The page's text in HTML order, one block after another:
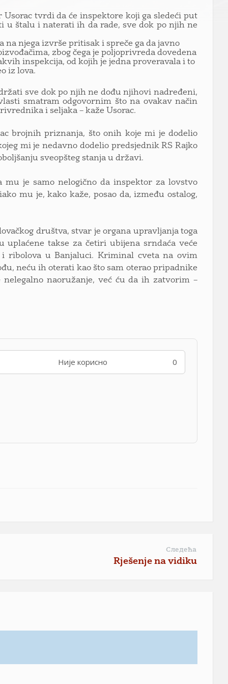
tvrdi da će inspektore koji ga sledeći put
u štalu i naterati ih da rade, sve dok po njih ne
na njega izvrše pritisak i spreče ga da javno
zbog čega je poljoprivreda dovedena
inspekcija, od kojih je jedna proveravala i to
iz lova.
sve dok po njih ne dođu njihovi nadređeni,
smatram odgovornim što na ovakav način
i seljaka – kaže Usorac.
brojnih priznanja, što onih koje mi je dodelio
mi je nedavno dodelio predsjednik RS Rajko
sveopšteg stanja u državi.
mu je samo nelogično da inspektor za lovstvo
mu je, kako kaže, posao da, između ostalog,
društva, stvar je organa upravljanja toga
uplaćene takse za četiri ubijena srndaća veće
ribolova u Banjaluci. Kriminal cveta na ovim
neću ih oterati kao što sam oterao pripadnike
naoružanje, već ću da ih zatvorim –
Није корисно 0
Следећа
Rješenje na vidiku